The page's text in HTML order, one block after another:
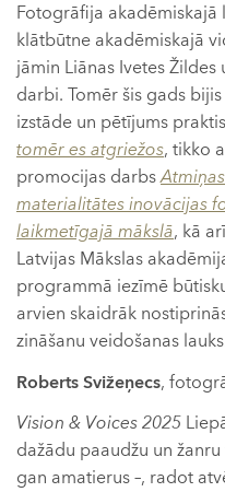
Fotogrāfija
klātbūtne akadēmiskajā
jāmin Liānas Ivetes
darbi. Tomēr šis gads
izstāde un pētījums
tomēr es atgriežos, tikko
promocijas darbs
materialitātes inovācijas
laikmetīgajā mākslā, kā
Latvijas Mākslas
programmā iezīmē
arvien skaidrāk
zināšanu veidošanas
Roberts Svižeņecs,
Vision & Voices 2025
dažādu paaudžu un
gan amatierus –, radot